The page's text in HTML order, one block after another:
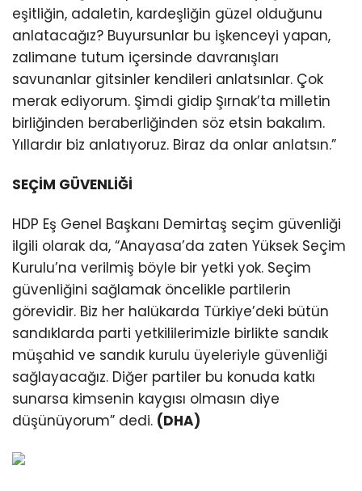
eşitliğin, adaletin, kardeşliğin güzel olduğunu
anlatacağız? Buyursunlar bu işkenceyi yapan,
zalimane tutum içersinde davranışları
savunanlar gitsinler kendileri anlatsınlar. Çok
merak ediyorum. Şimdi gidip Şırnak’ta milletin
birliğinden beraberliğinden söz etsin bakalım.
Yıllardır biz anlatıyoruz. Biraz da onlar anlatsın.”
SEÇİM GÜVENLİĞİ
HDP Eş Genel Başkanı Demirtaş seçim güvenliği
ilgili olarak da, “Anayasa’da zaten Yüksek Seçim
Kurulu’na verilmiş böyle bir yetki yok. Seçim
güvenliğini sağlamak öncelikle partilerin
görevidir. Biz her halükarda Türkiye’deki bütün
sandıklarda parti yetkililerimizle birlikte sandık
müşahid ve sandık kurulu üyeleriyle güvenliği
sağlayacağız. Diğer partiler bu konuda katkı
sunarsa kimsenin kaygısı olmasın diye
düşünüyorum” dedi. (DHA)